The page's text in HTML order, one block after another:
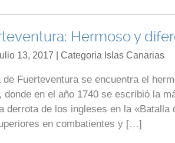
Hermoso y
13, 2017 | Categoria Islas Canarias
Fuerteventura se encuentra el
donde en el año 1740 se escribió la
derrota de los ingleses en la «Batalla
en combatientes y […]